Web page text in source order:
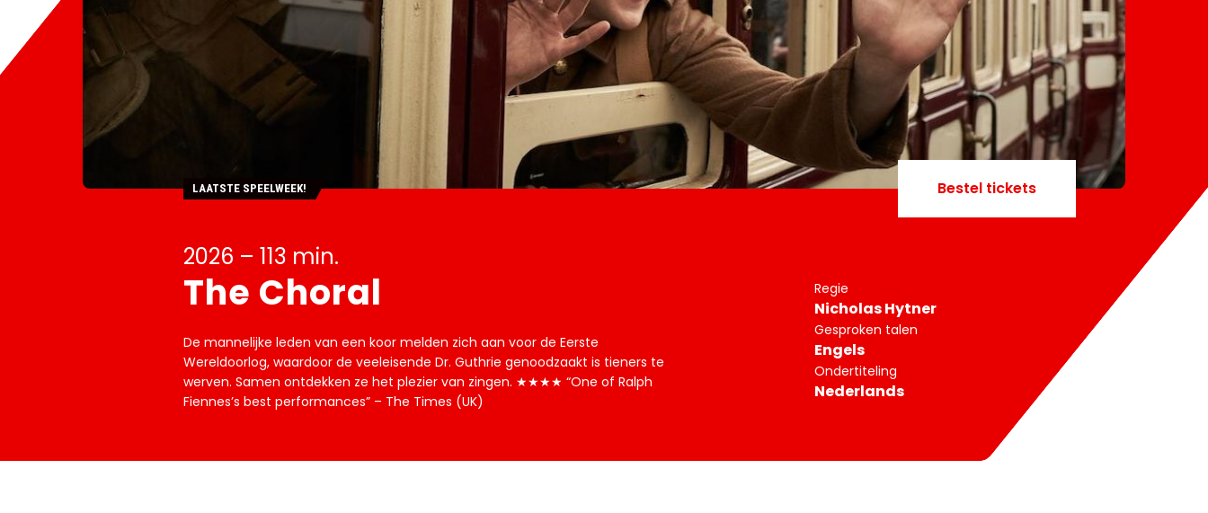
Bestel tickets
2026 – 113 min.
The Choral
LAATSTE SPEELWEEK!
De mannelijke leden van een koor melden zich aan voor de Eerste
Wereldoorlog, waardoor de veeleisende Dr. Guthrie genoodzaakt is tieners te
werven. Samen ontdekken ze het plezier van zingen. ★★★★ “One of Ralph
Fiennes’s best performances” – The Times (UK)
Regie
Nicholas Hytner
Gesproken talen
Engels
Ondertiteling
Nederlands